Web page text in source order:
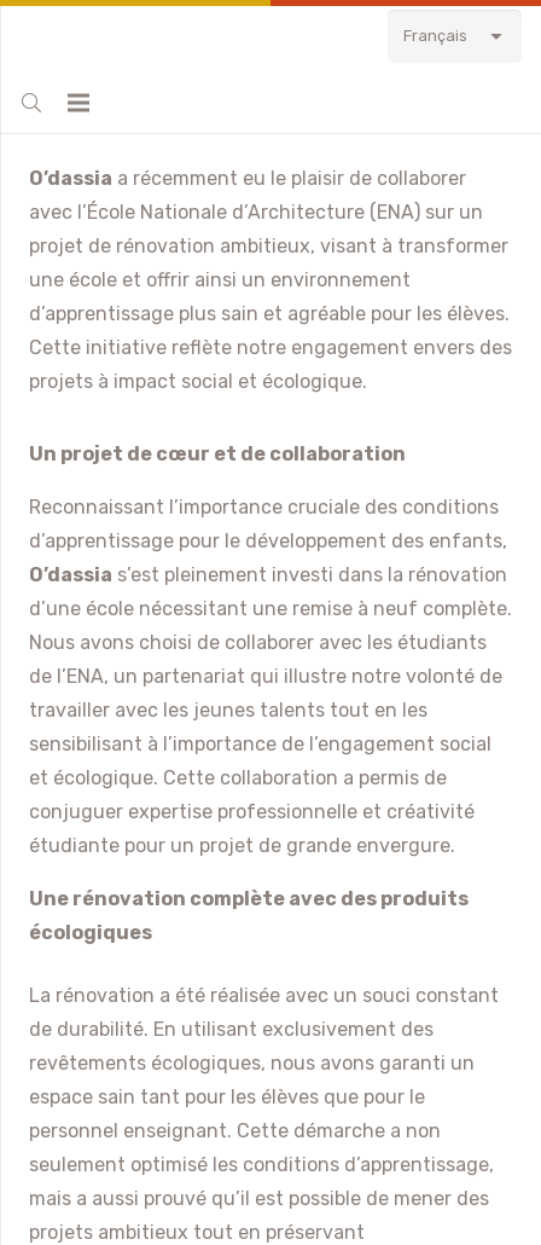
Français
O’dassia a récemment eu le plaisir de collaborer
avec l’École Nationale d’Architecture (ENA) sur un
projet de rénovation ambitieux, visant à transformer
une école et offrir ainsi un environnement
d’apprentissage plus sain et agréable pour les élèves.
Cette initiative reflète notre engagement envers des
projets à impact social et écologique.
Un projet de cœur et de collaboration
Reconnaissant l’importance cruciale des conditions
d’apprentissage pour le développement des enfants,
O’dassia s’est pleinement investi dans la rénovation
d’une école nécessitant une remise à neuf complète.
Nous avons choisi de collaborer avec les étudiants
de l’ENA, un partenariat qui illustre notre volonté de
travailler avec les jeunes talents tout en les
sensibilisant à l’importance de l’engagement social
et écologique. Cette collaboration a permis de
conjuguer expertise professionnelle et créativité
étudiante pour un projet de grande envergure.
Une rénovation complète avec des produits
écologiques
La rénovation a été réalisée avec un souci constant
de durabilité. En utilisant exclusivement des
revêtements écologiques, nous avons garanti un
espace sain tant pour les élèves que pour le
personnel enseignant. Cette démarche a non
seulement optimisé les conditions d’apprentissage,
mais a aussi prouvé qu’il est possible de mener des
projets ambitieux tout en préservant